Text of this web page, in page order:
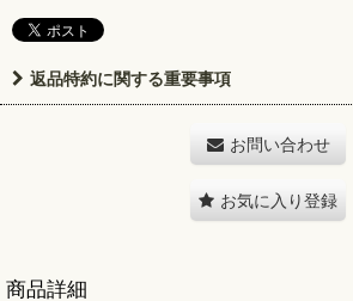
返品特約に関する重要事項
お問い合わせ
お気に入り登録
商品詳細